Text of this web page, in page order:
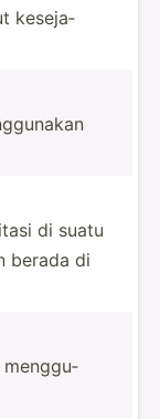
keseja­
di suatu
berada di
menggu­